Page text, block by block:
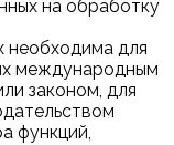
на обработку
необходима для
международным
законом, для
функций,